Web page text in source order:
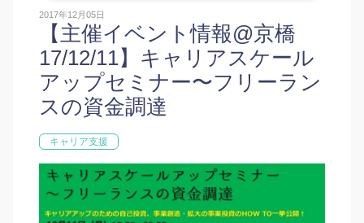
2017年12月05日
【主催イベント情報@京橋
17/12/11】キャリアスケール
アップセミナー〜フリーラン
スの資金調達
キャリア支援